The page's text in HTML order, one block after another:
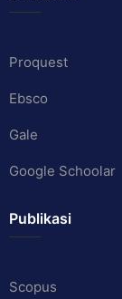
Proquest
Ebsco
Gale
Google Schoolar
Publikasi
Scopus